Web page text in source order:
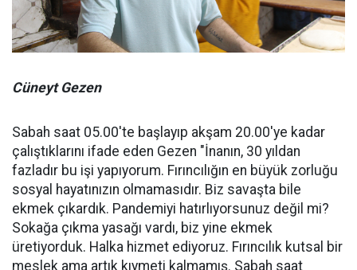
Cüneyt Gezen
Sabah saat 05.00'te başlayıp akşam 20.00'ye kadar
çalıştıklarını ifade eden Gezen "İnanın, 30 yıldan
fazladır bu işi yapıyorum. Fırıncılığın en büyük zorluğu
sosyal hayatınızın olmamasıdır. Biz savaşta bile
ekmek çıkardık. Pandemiyi hatırlıyorsunuz değil mi?
Sokağa çıkma yasağı vardı, biz yine ekmek
üretiyorduk. Halka hizmet ediyoruz. Fırıncılık kutsal bir
meslek ama artık kıymeti kalmamış. Sabah saat